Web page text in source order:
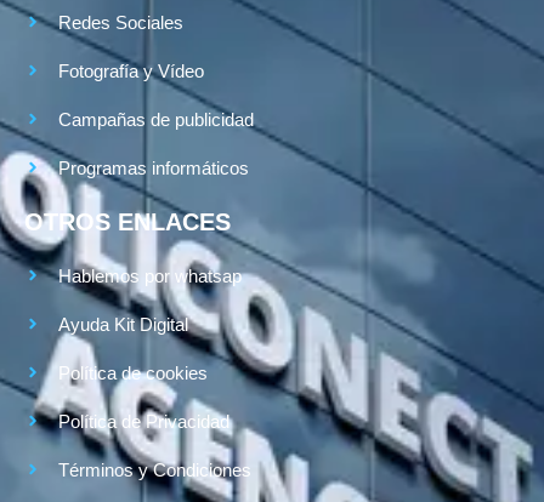
Redes Sociales
Fotografía y Vídeo
Campañas de publicidad
Programas informáticos
OTROS ENLACES
Hablemos por whatsap
Ayuda Kit Digital
Política de cookies
Política de Privacidad
Términos y Condiciones